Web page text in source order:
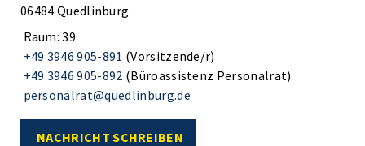
06484 Quedlinburg
Raum: 39
+49 3946 905-891 (Vorsitzende/r)
+49 3946 905-892 (Büroassistenz Personalrat)
personalrat@quedlinburg.de
NACHRICHT SCHREIBEN